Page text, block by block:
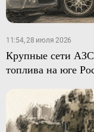
11:54, 28 июля 2026
Крупные сети
топлива на юге